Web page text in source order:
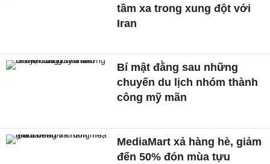
tầm xa trong xung đột với
Iran
Bí mật đằng sau những
chuyến du lịch nhóm thành
công mỹ mãn
MediaMart xả hàng hè, giảm
đến 50% đón mùa tựu